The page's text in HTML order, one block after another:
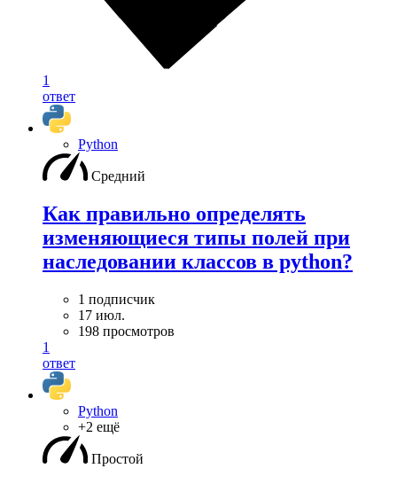
1
ответ
Python
Средний
Как правильно определять
изменяющиеся типы полей при
наследовании классов в python?
1 подписчик
17 июл.
198 просмотров
1
ответ
Python
+2 ещё
Простой